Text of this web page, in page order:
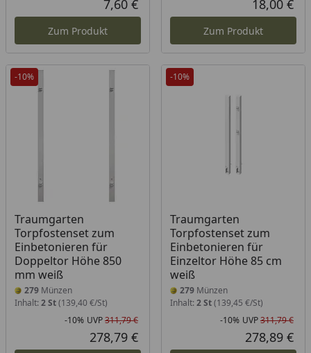
Aktueller Preis
7,60 €
Zum Produkt
18,00 €
Zum Produkt
-10%
Traumgarten
Torpfostenset zum
Einbetonieren für
Doppeltor Höhe 850
mm weiß
279 Münzen
Inhalt: 2 St(139,40 €/St)
Rabatt in Prozent
-10%
Ursprünglicher Preis
UVP311,79 €
Aktueller Preis
278,79 €
-10%
Traumgarten
Torpfostenset zum
Einbetonieren für
Einzeltor Höhe 85 cm
weiß
279Münzen
Inhalt: 2 St(139,45 €/St)
-10% UVP311,79 €
278,89 €